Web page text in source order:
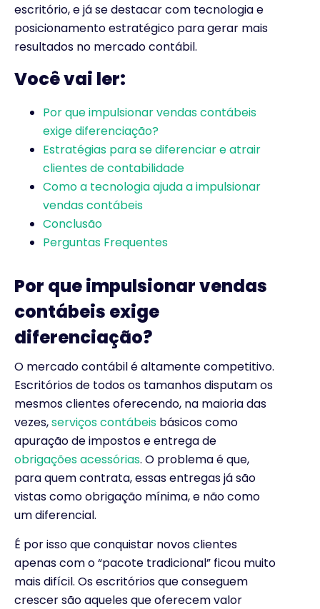
escritório, e já se destacar com tecnologia e
posicionamento estratégico para gerar mais
resultados no mercado contábil.
Você vai ler:
Por que impulsionar vendas contábeis
exige diferenciação?
Estratégias para se diferenciar e atrair
clientes de contabilidade
Como a tecnologia ajuda a impulsionar
vendas contábeis
Conclusão
Perguntas Frequentes
Por que impulsionar vendas
contábeis exige
diferenciação?
O mercado contábil é altamente competitivo.
Escritórios de todos os tamanhos disputam os
mesmos clientes oferecendo, na maioria das
vezes,serviços contábeis básicos como
apuração de impostos e entrega de
obrigações acessórias. O problema é que,
para quem contrata, essas entregas já são
vistas como obrigação mínima, e não como
um diferencial.
É por isso que conquistar novos clientes
apenas com o “pacote tradicional” ficou muito
mais difícil. Os escritórios que conseguem
crescer são aqueles que oferecem valor